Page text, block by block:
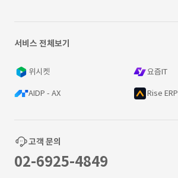
서비스 전체보기
위시켓 요즘IT
AIDP - AX Rise ERP
고객 문의
02-6925-4849